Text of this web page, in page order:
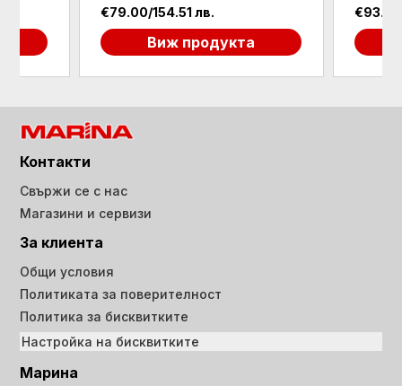
продукта
€93.57/183.00 лв.
Виж продукта
Контакти
Свържи се с нас
Магазини и сервизи
За клиента
Общи условия
Политиката за поверителност
Политика за бисквитките
Настройка на бисквитките
Марина